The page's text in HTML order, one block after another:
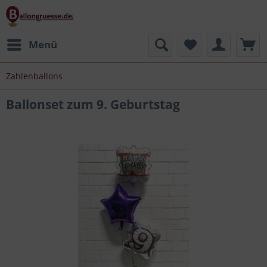
Menü
Zahlenballons
Ballonset zum 9. Geburtstag